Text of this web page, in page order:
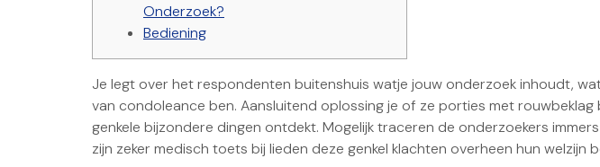
Onderzoek?
Bediening
Je legt over het respondenten buitenshuis watje jouw onderzoek inhoudt,
van condoleance ben. Aansluitend oplossing je of ze porties met
genkele bijzondere dingen ontdekt. Mogelijk traceren de onderzoekers
zijn zeker medisch toets bij lieden deze genkel klachten overheen hun welzijn